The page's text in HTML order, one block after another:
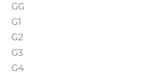
GG
G1
G2
G3
G4